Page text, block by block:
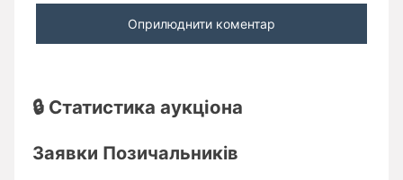
🔒 Статистика аукціона
Заявки Позичальників